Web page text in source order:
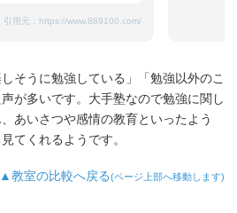
引用元： https://www.889100.com/
そうに勉強している」「勉強以外のこ
が多いです。大手塾なので勉強に関し
あいさつや感情の教育といったよう
てくれるようです。
▲教室の比較へ戻る(ページ上部へ移動します)